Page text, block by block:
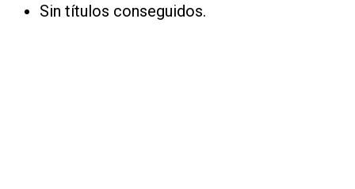
Sin títulos conseguidos.